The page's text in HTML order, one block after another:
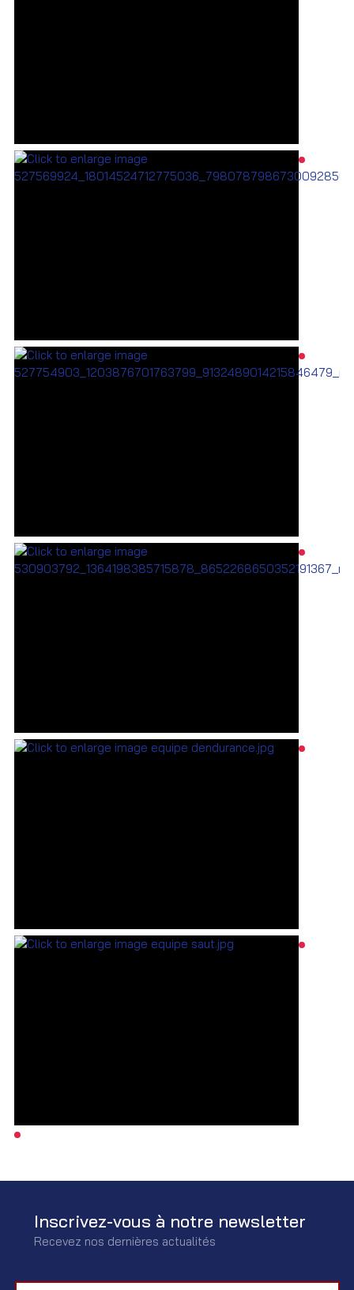
Inscrivez-vous à notre newsletter
Recevez nos dernières actualités